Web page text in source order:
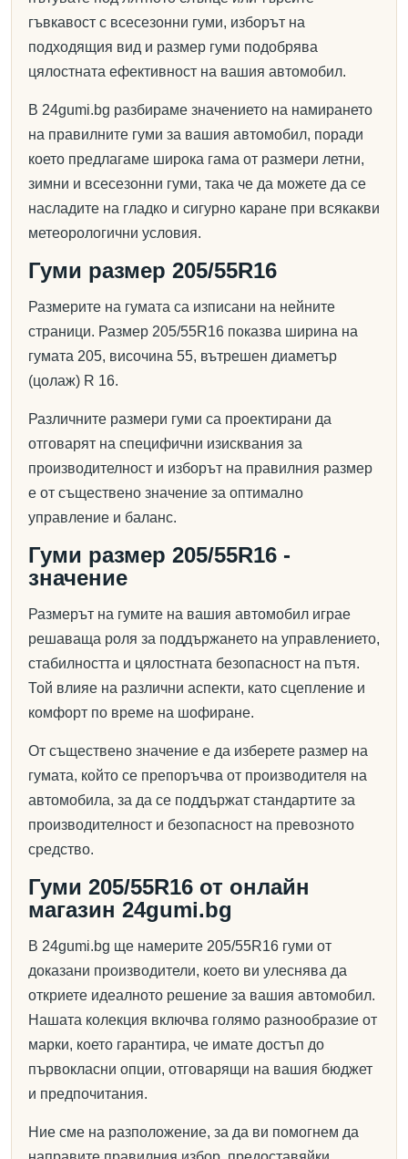
гъвкавост с всесезонни гуми, изборът на
подходящия вид и размер гуми подобрява
цялостната ефективност на вашия автомобил.
В 24gumi.bg разбираме значението на намирането
на правилните гуми за вашия автомобил, поради
което предлагаме широка гама от размери летни,
зимни и всесезонни гуми, така че да можете да се
насладите на гладко и сигурно каране при всякакви
метеорологични условия.
Гуми размер 205/55R16
Размерите на гумата са изписани на нейните
страници. Размер 205/55R16 показва ширина на
гумата 205, височина 55, вътрешен диаметър
(цолаж) R 16.
Различните размери гуми са проектирани да
отговарят на специфични изисквания за
производителност и изборът на правилния размер
е от съществено значение за оптимално
управление и баланс.
Гуми размер 205/55R16 -
значение
Размерът на гумите на вашия автомобил играе
решаваща роля за поддържането на управлението,
стабилността и цялостната безопасност на пътя.
Той влияе на различни аспекти, като сцепление и
комфорт по време на шофиране.
От съществено значение е да изберете размер на
гумата, който се препоръчва от производителя на
автомобила, за да се поддържат стандартите за
производителност и безопасност на превозното
средство.
Гуми 205/55R16 от онлайн
магазин 24gumi.bg
В 24gumi.bg ще намерите 205/55R16 гуми от
доказани производители, което ви улеснява да
откриете идеалното решение за вашия автомобил.
Нашата колекция включва голямо разнообразие от
марки, което гарантира, че имате достъп до
първокласни опции, отговарящи на вашия бюджет
и предпочитания.
Ние сме на разположение, за да ви помогнем да